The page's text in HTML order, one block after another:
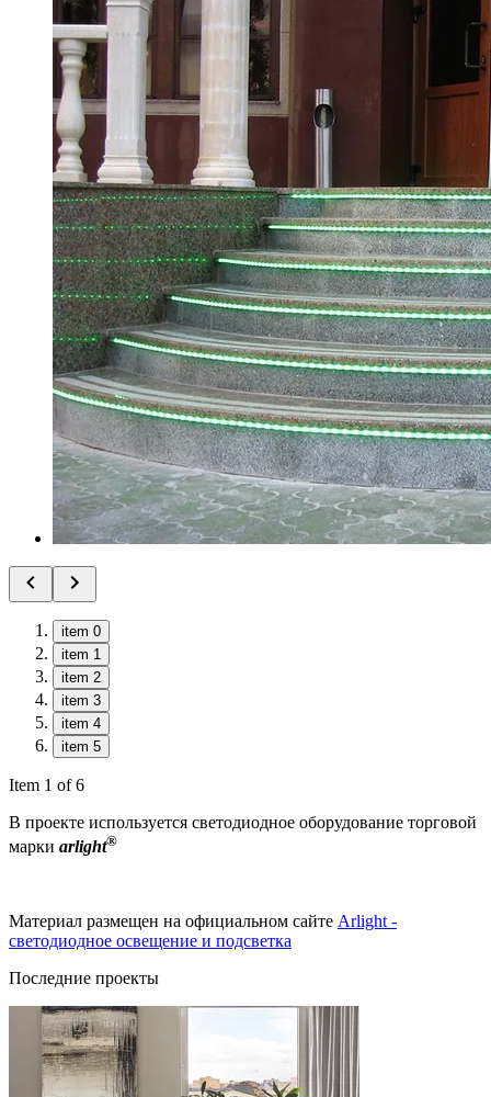
item 0
item 1
item 2
item 3
item 4
item 5
Item 1 of 6
В проекте используется светодиодное оборудование торговой
марки arlight®
Материал размещен на официальном сайте Arlight -
светодиодное освещение и подсветка
Последние проекты